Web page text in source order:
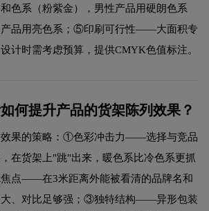
色系（粉紫金），男性产品用硬朗色系
产品用亮色系；⑤印刷可行性——大面积专
计时需考虑预算，提供CMYK色值标注。
何提升产品的货架陈列效果？
效果的策略：①色彩冲击力——选择与竞品
在货架上"跳"出来，暖色系比冷色系更抓
点——在3米距离外能被看清的品牌名和
大、对比足够强；③独特结构——异形包装